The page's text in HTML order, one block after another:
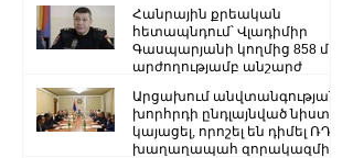
ղեկավարության.
Հանրային քրեական
հետապնդում՝ Վլադիմիր
Գասպարյանի կողմից 858 մլն
արժողությամբ անշարժ
Արցախում անվտանգության
խորհրդի ընդլայնված նիստ է
կայացել, որոշել են դիմել ՌԴ
խաղաղապահ զորակազմի ...